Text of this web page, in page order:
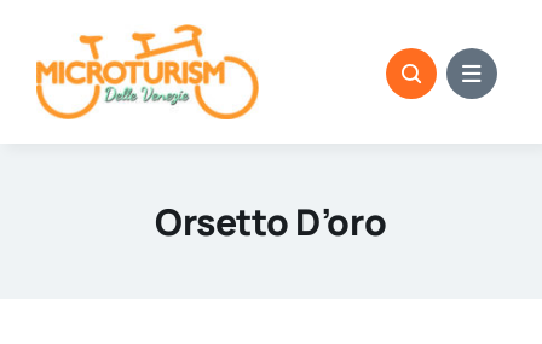
content
Orsetto D’oro